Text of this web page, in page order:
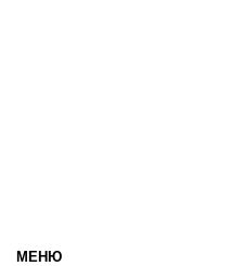
МЕНЮ